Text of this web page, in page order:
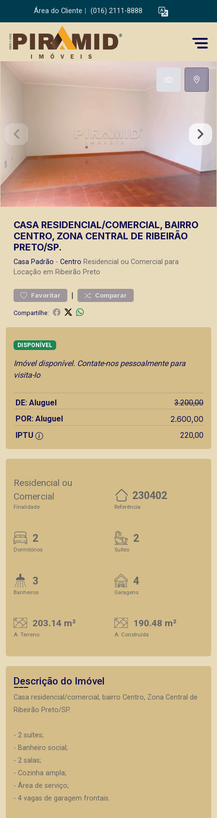
Área do Cliente (016) 2111-8888
CASA RESIDENCIAL/COMERCIAL, BAIRRO
CENTRO, ZONA CENTRAL DE RIBEIRÃO
PRETO/SP.
Casa Padrão - Centro Residencial ou Comercial para
Locação em Ribeirão Preto
Favoritar | Comparar
Compartilhe:
DISPONÍVEL
Imóvel disponível. Contate-nos pessoalmente para
visita-lo
DE: Aluguel
3.200,00
POR: Aluguel
2.600,00
IPTU 220,00
Residencial ou
Comercial
Finalidade
230402
Referência
2
Dormitórios
2
Suítes
3
Banheiros
4
Garagens
203.14 m²
A. Terreno
190.48 m²
A. Construída
Descrição do Imóvel
Casa residencial/comercial, bairro Centro, Zona Central de
Ribeirão Preto/SP.
- 2 suítes;
- Banheiro social;
- 2 salas;
- Cozinha ampla;
- Área de serviço;
- 4 vagas de garagem frontais.